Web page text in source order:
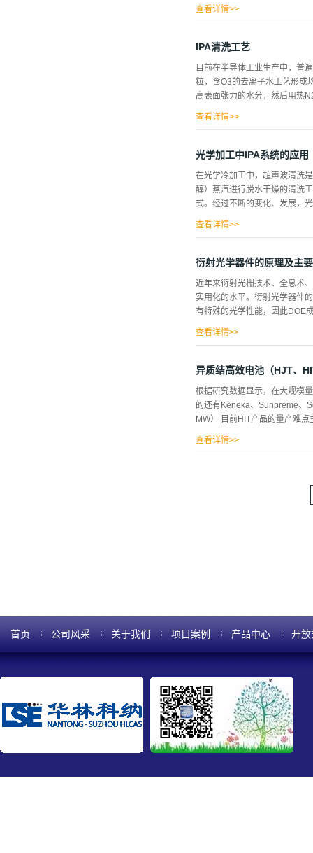
抛光片的干燥最为困难，它不
类干燥技术发展迅速。 1.1
立式离心甩干和水平式离心甩
引入热氮气，对晶片进行吹拂
产生的共振等。 离心甩干的
查看详情>>
IPA清洗工艺
目前在半导体工业生产中，普
粒，含O3的去离子水工艺形成
高表面张力的水分，然后用热
燥法在降低金属和颗粒站务的
点，我们在生产中总结了一下
的特性，经过反复烘干，孔被
线使用验证，为硅片的清洗、
http://www.hlkncse.com
查看详情>>
光学加工中IPA系统的应用
在光学冷加工中，超声波清洗
醇）蒸汽进行脱水干燥的清洗
式。经过不断的变化、发展
涤、漂洗、脱水、干燥。 因
基清洗；也有先进行溶剂清洗
融态物质，没有固定的分子结
能特别小的的材料易于在清洗
涤时间对保证镜片的清洗质
查看详情>>
衍射光学器件的原理及主
近年来衍射光栅技术、全息术
实用化的水平。衍射光学器件
有特殊的光学性能，因此DOE
线传播，当光穿过一个小孔或
光和阴影之间的清晰边缘，光
坦）点或在特定工作平面中具
的准直输入光束，转换为能量
形、椭圆形等任意形状。光束
查看详情>>
异质结高效电池（HJT、
根据研究数据显示，在大规模
的还有Keneka、Sunpreme、
MW） 目前HIT产品的量产难
谨慎选择硅片供应商。 （2）
化学品以及水的消耗。 （3）
查看详情>>
首页 公司风采 关于我们 项目案例 产品中心 开放